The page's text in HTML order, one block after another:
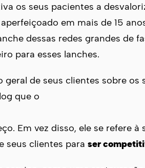
os seus pacientes a
em mais de 15
dessas redes grandes de
para esses lanches.
de seus clientes sobre os
que o
Em vez disso, ele se refere à
seus clientes para ser